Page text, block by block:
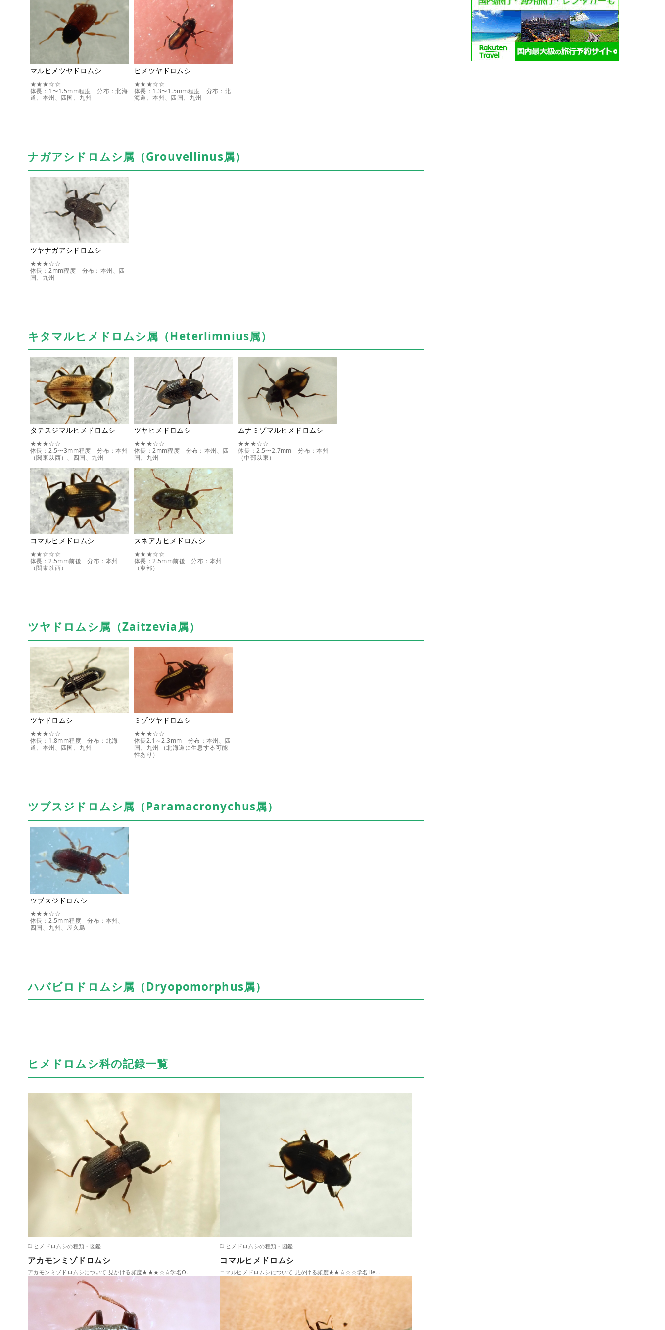
マルヒメツヤドロムシ
★★★☆☆
体長：1〜1.5mm程度 分布：北海
道、本州、四国、九州
ヒメツヤドロムシ
★★★☆☆
体長：1.3〜1.5mm程度 分布：北
海道、本州、四国、九州
ナガアシドロムシ属（Grouvellinus属）
ツヤナガアシドロムシ
★★★☆☆
体長：2mm程度 分布：本州、四
国、九州
キタマルヒメドロムシ属（Heterlimnius属）
タテスジマルヒメドロムシ
★★★☆☆
体長：2.5〜3mm程度 分布：本州
（関東以西）、四国、九州
ツヤヒメドロムシ
★★★☆☆
体長：2mm程度 分布：本州、四
国、九州
ムナミゾマルヒメドロムシ
★★★☆☆
体長：2.5〜2.7mm 分布：本州
（中部以東）
コマルヒメドロムシ
★★☆☆☆
体長：2.5mm前後 分布：本州
（関東以西）
スネアカヒメドロムシ
★★★☆☆
体長：2.5mm前後 分布：本州
（東部）
ツヤドロムシ属（Zaitzevia属）
ツヤドロムシ
★★★☆☆
体長：1.8mm程度 分布：北海
道、本州、四国、九州
ミゾツヤドロムシ
★★★☆☆
体長2.1～2.3mm 分布：本州、四
国、九州 （北海道に生息する可能
性あり）
ツブスジドロムシ属（Paramacronychus属）
ツブスジドロムシ
★★★☆☆
体長：2.5mm程度 分布：本州、
四国、九州、屋久島
ハバビロドロムシ属（Dryopomorphus属）
ヒメドロムシ科の記録一覧
ヒメドロムシの種類・図鑑
アカモンミゾドロムシ
アカモンミゾドロムシについて 見かける頻度★★★☆☆学名O…
ヒメドロムシの種類・図鑑
コマルヒメドロムシ
コマルヒメドロムシについて 見かける頻度★★☆☆☆学名He…